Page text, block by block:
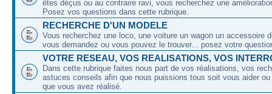
êtes déçus ou au contraire ravi, vous recherchez une
Posez vos questions dans cette rubrique.
RECHERCHE D'UN MODELE
Vous recherchez une loco, une voiture un wagon un accessoire
vous demandez ou vous pouvez le trouver... posez votre
VOTRE RESEAU, VOS REALISATIONS, VOS
Dans cette rubrique faites nous part de vos réalisations, vos
astuces conseils afin que nous puissions tous soit vous aider ou
que vous avez réalisé.